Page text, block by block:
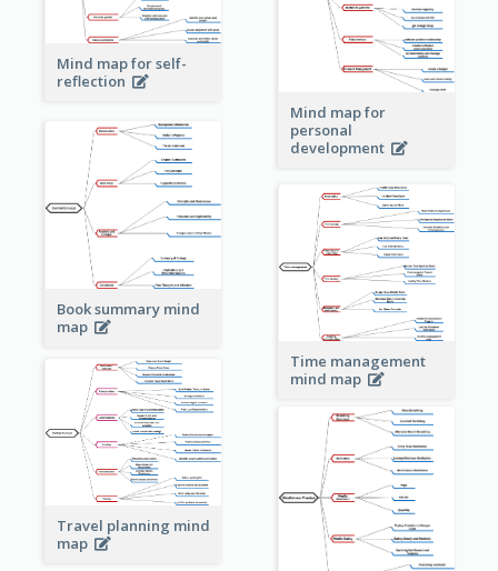
Mind map for self-
reflection
Mind map for
personal
development
Book summary mind
map
Time management
mind map
Travel planning mind
map